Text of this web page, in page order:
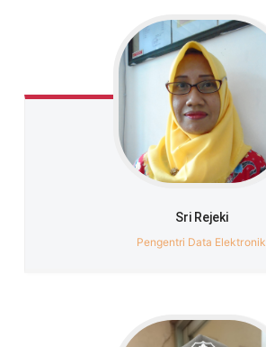
Sri Rejeki
Pengentri Data Elektronik